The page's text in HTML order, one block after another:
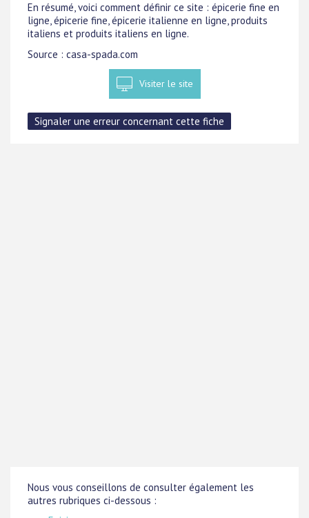
En résumé, voici comment définir ce site : épicerie fine en
ligne, épicerie fine, épicerie italienne en ligne, produits
italiens et produits italiens en ligne.
Source : casa-spada.com
Visiter le site
Nous vous conseillons de consulter également les
autres rubriques ci-dessous :